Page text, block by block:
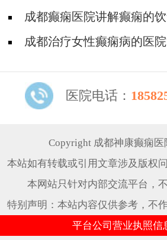
成都癫痫医院讲解癫痫的
些?成都治疗女性癫痫病的医
医院电话：
Copyright 成都神康癫痫医
本站如有转载或引用文章涉及版权
本网站只针对内部交流平台，
特别声明：本站内容仅供参考，不
平台公司营业执照信